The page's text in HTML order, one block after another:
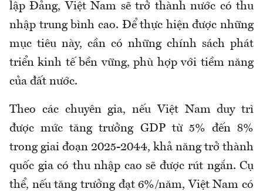
lập Đảng, Việt Nam sẽ trở thành nước có thu
nhập trung bình cao. Để thực hiện được những
mục tiêu này, cần có những chính sách phát
triển kinh tế bền vững, phù hợp với tiềm năng
của đất nước.
Theo các chuyên gia, nếu Việt Nam duy trì
được mức tăng trưởng GDP từ 5% đến 8%
trong giai đoạn 2025-2044, khả năng trở thành
quốc gia có thu nhập cao sẽ được rút ngắn. Cụ
thể, nếu tăng trưởng đạt 6%/năm, Việt Nam có